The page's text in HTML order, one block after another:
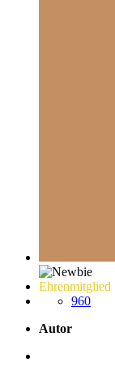
Ehrenmitglied
960
Autor